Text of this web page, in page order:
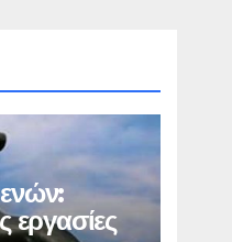
εργασίες